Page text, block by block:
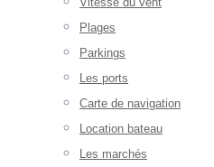
Plages
Parkings
Les ports
Carte de navigation
Location bateau
Les marchés